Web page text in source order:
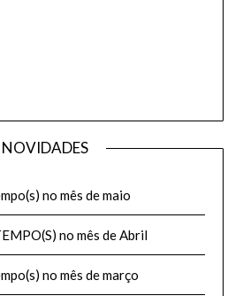
NOVIDADES
no mês de maio
no mês de Abril
no mês de março